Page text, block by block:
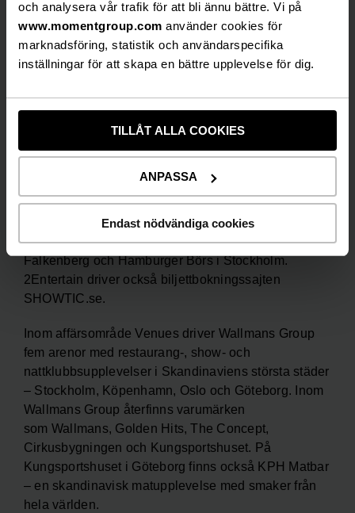
och analysera vår trafik för att bli ännu bättre. Vi på
www.momentgroup.com använder cookies för
marknadsföring, statistik och användarspecifika
inställningar för att skapa en bättre upplevelse för dig.
TILLÅT ALLA COOKIES
ANPASSA
Endast nödvändiga cookies
upplevelser som bygger på att gästen själv tar en
aktiv roll i händelserna genom spel, lek och tävling i
kombination med mat & dryck. Inom affärsområdet
drivs två aktivitetsarenor, Ballbreaker i Stockholm
Inom affärsområde Live Entertainment producerar
artister till företagskunder. 2Entertain driver fem
teaterarenor samt en krogshowarena, China Teatern,
Oscarsteatern och Intiman i Stockholm,
Lisebergsteatern i Göteborg, Vallarnas friluftsteater i
Falkenberg och Hamburger Börs i Stockholm.
2Entertain driver också biljettbokningssajten
SHOWTIC.se.
Inom affärsområde Venues driver Wallmans Group
fem arenor med restaurang-, show- och
nattklubbsupplevelser i Skandinaviens största städer
– Stockholm, Köpenhamn, Oslo och Göteborg. Inom
Wallmans Group återfinns varumärken
som Wallmans, Golden Hits, The Concept,
Cirkusbygningen och Kungsportshuset. På
Kungsportshuset i Göteborg finns också KPH Matbar
– en skandinavisk matupplevelse med smaker från
hela världen.